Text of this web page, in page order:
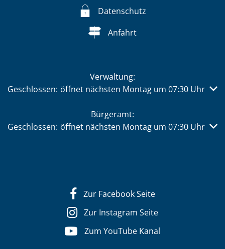
Datenschutz
Anfahrt
Verwaltung:
Klicken, um weitere Öffnungs- oder Schließzeiten
Geschlossen: öffnet nächsten Montag um 07:30 Uhr
Bürgeramt:
Klicken, um weitere Öffnungs- oder Schließzeiten
Geschlossen: öffnet nächsten Montag um 07:30 Uhr
Zur Facebook Seite
Zur Instagram Seite
Zum YouTube Kanal